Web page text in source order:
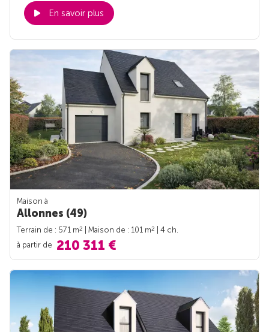
En savoir plus
Maison à
Allonnes (49)
Terrain de : 571 m2 | Maison de : 101 m2
| 4 ch.
à partir de 210 311 €